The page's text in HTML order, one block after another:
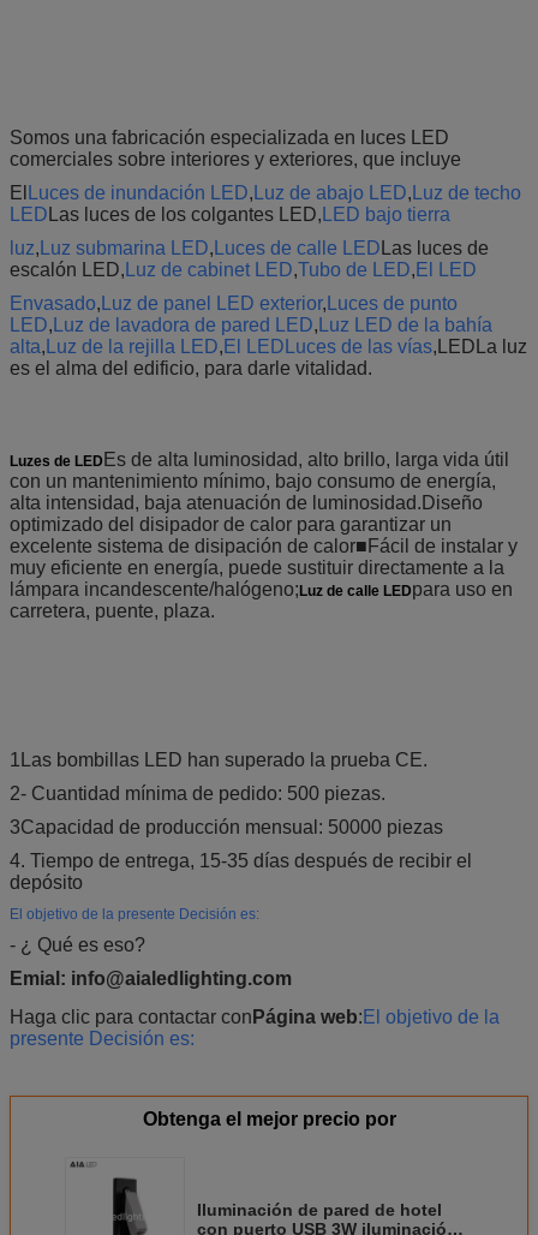
Somos una fabricación especializada en luces LED
comerciales sobre interiores y exteriores, que incluye
El
Luces de inundación LED, Luz de abajo LED, Luz de techo
LED Las luces de los colgantes LED, LED bajo tierra
luz, Luz submarina LED, Luces de calle LED Las luces de
escalón LED, Luz de cabinet LED,Tubo de LED, El LED
Envasado, Luz de panel LED exterior, Luces de punto
LED, Luz de lavadora de pared LED, Luz LED de la bahía
alta, Luz de la rejilla LED, El LED Luces de las vías,LED La luz
es el alma del edificio, para darle vitalidad.
Luzes de LED Es de alta luminosidad, alto brillo, larga vida útil
con un mantenimiento mínimo, bajo consumo de energía,
alta intensidad, baja atenuación de luminosidad.Diseño
optimizado del disipador de calor para garantizar un
excelente sistema de disipación de calor■Fácil de instalar y
muy eficiente en energía, puede sustituir directamente a la
lámpara incandescente/halógeno; Luz de calle LEDpara uso en
carretera, puente, plaza.
1Las bombillas LED han superado la prueba CE.
2- Cuantidad mínima de pedido: 500 piezas.
3Capacidad de producción mensual: 50000 piezas
4. Tiempo de entrega, 15-35 días después de recibir el
depósito
El objetivo de la presente Decisión es:
- ¿ Qué es eso?
Emial: info@aialedlighting.com
Haga clic para contactar con Página web: El objetivo de la
presente Decisión es:
Obtenga el mejor precio por
Iluminación de pared de hotel
con puerto USB 3W iluminación